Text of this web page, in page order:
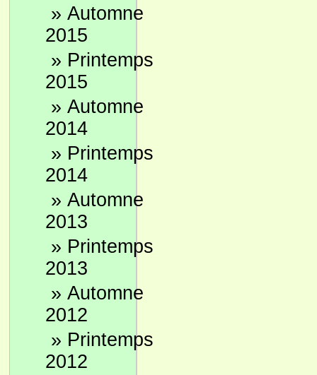
» Automne
2015
» Printemps
2015
» Automne
2014
» Printemps
2014
» Automne
2013
» Printemps
2013
» Automne
2012
» Printemps
2012